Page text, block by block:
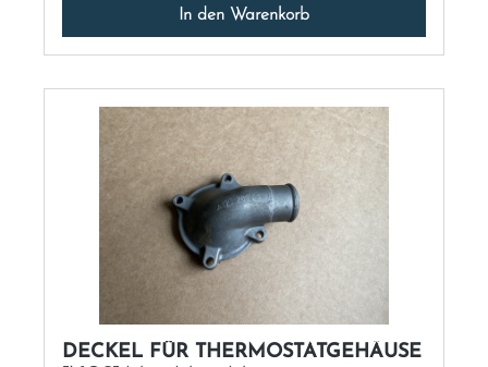
In den Warenkorb
DECKEL FÜR THERMOSTATGEHÄUSE